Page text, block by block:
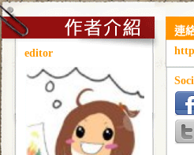
editor
連